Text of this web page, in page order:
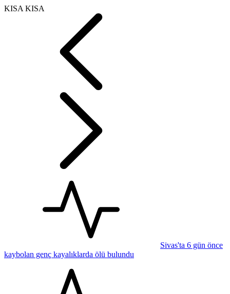
KISA KISA
Sivas'ta 6 gün önce
kaybolan genç kayalıklarda ölü bulundu